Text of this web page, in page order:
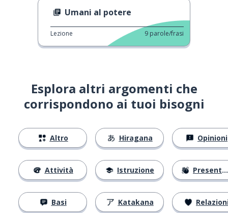
Umani al potere
Lezione 9 parole/frasi
Esplora altri argomenti che
corrispondono ai tuoi bisogni
Altro
Attività
Basi
Hiragana
Istruzione
Katakana
Opinioni
Presentarsi